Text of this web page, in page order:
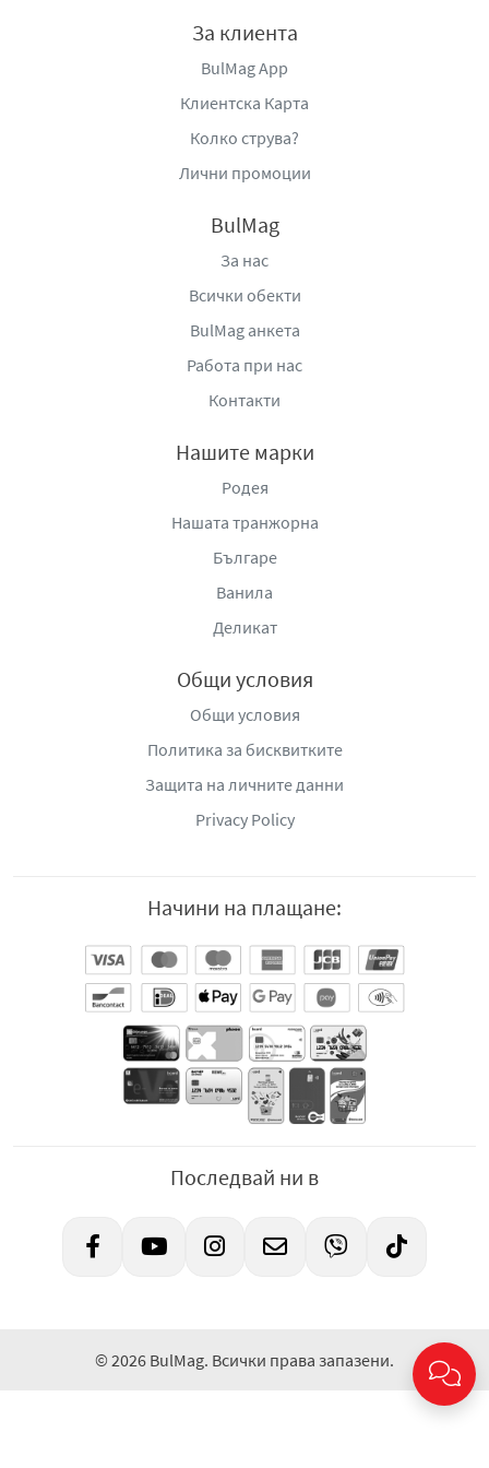
търсещи характерния стил на качественото бразилско
Съчетавайки внимателно подбрани кафеени зърна,
богат аромат и кадифено мек вкусов профил с
предлага автентично кафеено изживяване,
плантации в Бразилия и създадено за всеки, който
цени качеството във всяка чаша.
Представя се добре за еспресо и капучино.
Ниво на изпичане: CITI / MEDIUM
Реколта: LOT 25/26
Процес на сушене: washed
Пекарна за кафе „DIO“
Оператор: „Делта Шипинг Сървисиз“ ЕООД
Мобилен телефон: 0895/451-552
office@coffeemarket.bg
За клиента
BulMag App
Клиентска Карта
Колко струва?
Лични промоции
BulMag
За нас
Всички обекти
BulMag анкета
Работа при нас
Контакти
Нашите марки
Родея
Нашата транжорна
Българе
Ванила
Деликат
Общи условия
Общи условия
Политика за бисквитките
Защита на личните данни
Privacy Policy
Начини на плащане:
Последвай ни в
© 2026 BulMag. Всички права запазени.